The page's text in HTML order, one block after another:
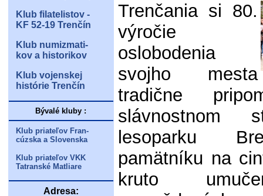
Klub filatelistov -
KF 52-19 Trenčín
Klub numizmati-
kov a historikov
Klub vojenskej
histórie Trenčín
Bývalé kluby :
Klub priateľov Fran-
cúzska a Slovenska
Klub priateľov VKK
Tatranské Matliare
Adresa:
Trenčania si 80.
výročie
oslobodenia
svojho mesta
tradične
slávnostnom
lesoparku
pamätníku na
kruto